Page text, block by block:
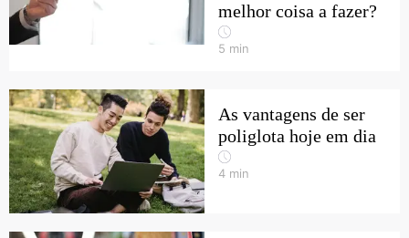
melhor coisa a fazer?
5 min
As vantagens de ser
poliglota hoje em dia
4 min